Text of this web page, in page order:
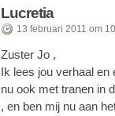
Lucretia
13 februari 2011 om
Zuster Jo ,
Ik lees jou verhaal en
nu ook met tranen in
, en ben mij nu aan